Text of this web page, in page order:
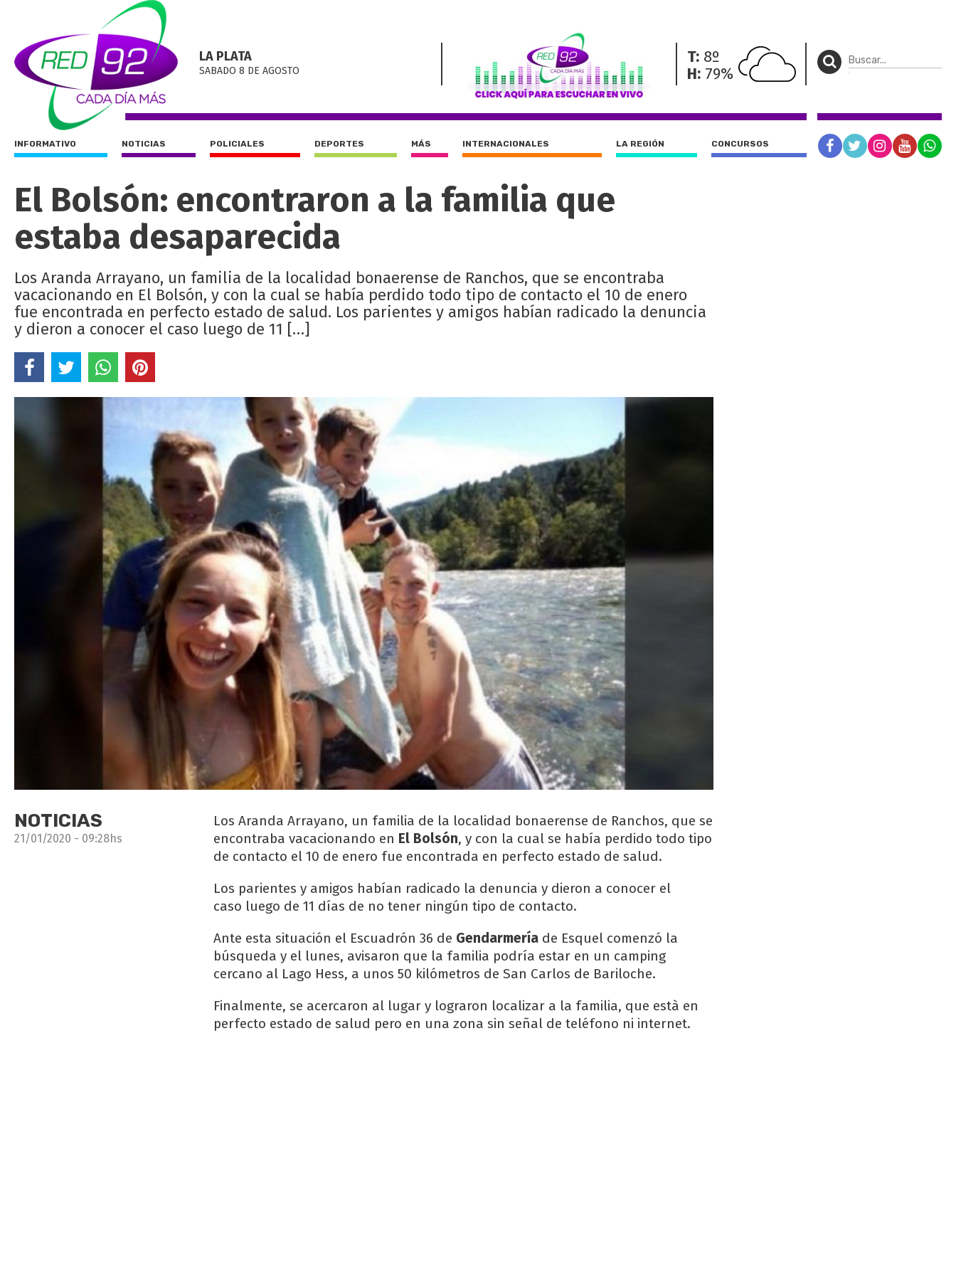
LA PLATA
SABADO 8 DE AGOSTO
T: 8º
H: 79%
INFORMATIVO NOTICIAS POLICIALES DEPORTES MÁS INTERNACIONALES LA REGIÓN CONCURSOS
El Bolsón: encontraron a la familia que
estaba desaparecida
Los Aranda Arrayano, un familia de la localidad bonaerense de Ranchos, que se encontraba
vacacionando en El Bolsón, y con la cual se había perdido todo tipo de contacto el 10 de enero
fue encontrada en perfecto estado de salud. Los parientes y amigos habían radicado la denuncia
y dieron a conocer el caso luego de 11 […]
NOTICIAS
21/01/2020 - 09:28hs
Los Aranda Arrayano, un familia de la localidad bonaerense de Ranchos, que se
encontraba vacacionando en El Bolsón, y con la cual se había perdido todo tipo
de contacto el 10 de enero fue encontrada en perfecto estado de salud.
Los parientes y amigos habían radicado la denuncia y dieron a conocer el
caso luego de 11 días de no tener ningún tipo de contacto.
Ante esta situación el Escuadrón 36 de Gendarmería de Esquel comenzó la
búsqueda y el lunes, avisaron que la familia podría estar en un camping
cercano al Lago Hess, a unos 50 kilómetros de San Carlos de Bariloche.
Finalmente, se acercaron al lugar y lograron localizar a la familia, que està en
perfecto estado de salud pero en una zona sin señal de teléfono ni internet.